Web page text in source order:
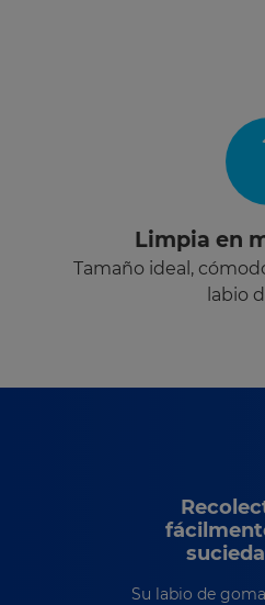
Limpia en
Tamaño ideal,
labio
Su labio de